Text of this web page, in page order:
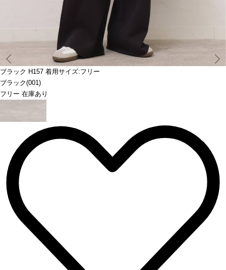
ブラック H157 着用サイズ:フリー
ブラック(001)
フリー 在庫あり